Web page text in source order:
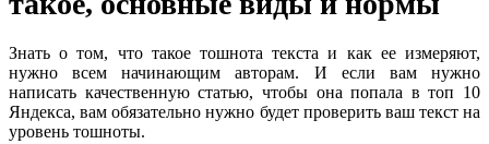
Знать о том, что такое тошнота текста и как ее измеряют,
нужно всем начинающим авторам. И если вам нужно
написать качественную статью, чтобы она попала в топ 10
Яндекса, вам обязательно нужно будет проверить ваш текст на
уровень тошноты.